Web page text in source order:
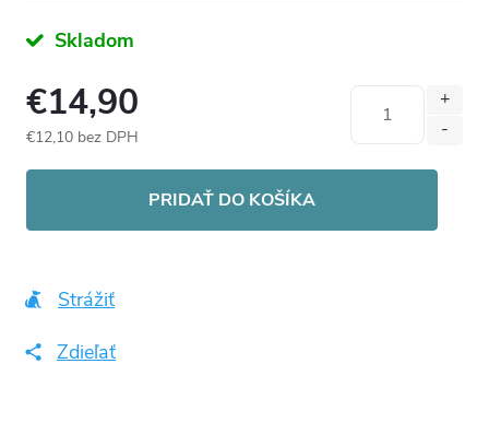
Skladom
€14,90
€12,10 bez DPH
PRIDAŤ DO KOŠÍKA
Strážiť
Zdieľať